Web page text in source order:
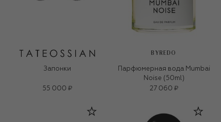
Запонки
55 000 ₽
BYREDO
Парфюмерная вода Mumbai
Noise (50ml)
27 060 ₽